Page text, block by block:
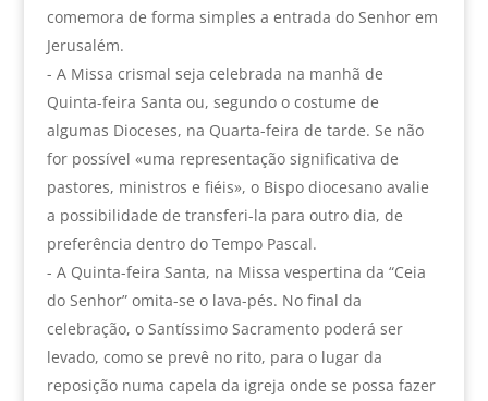
comemora de forma simples a entrada do Senhor em
Jerusalém.
- A Missa crismal seja celebrada na manhã de
Quinta-feira Santa ou, segundo o costume de
algumas Dioceses, na Quarta-feira de tarde. Se não
for possível «uma representação significativa de
pastores, ministros e fiéis», o Bispo diocesano avalie
a possibilidade de transferi-la para outro dia, de
preferência dentro do Tempo Pascal.
- A Quinta-feira Santa, na Missa vespertina da “Ceia
do Senhor” omita-se o lava-pés. No final da
celebração, o Santíssimo Sacramento poderá ser
levado, como se prevê no rito, para o lugar da
reposição numa capela da igreja onde se possa fazer